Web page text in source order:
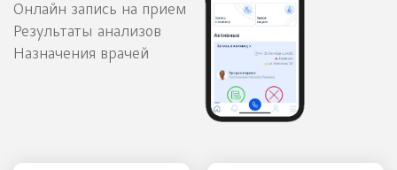
Онлайн запись на прием
Результаты анализов
Назначения врачей